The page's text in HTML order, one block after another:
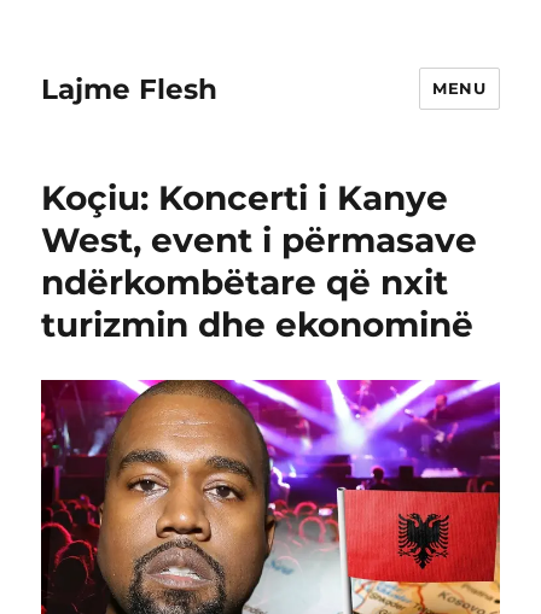
Lajme Flesh MENU
Koçiu: Koncerti i Kanye
West, event i përmasave
ndërkombëtare që nxit
turizmin dhe ekonominë